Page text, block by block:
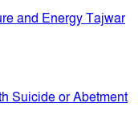
and Energy Tajwar
Suicide or Abetment